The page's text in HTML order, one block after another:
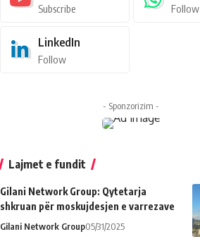
Subscribe Follow
LinkedIn
Follow
- Sponzorizim -
Lajmet e fundit
Gilani Network Group: Qytetarja
shkruan për moskujdesjen e varrezave
Gilani Network Group05/31/2025